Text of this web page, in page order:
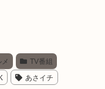
メ TV番組
あさイチ